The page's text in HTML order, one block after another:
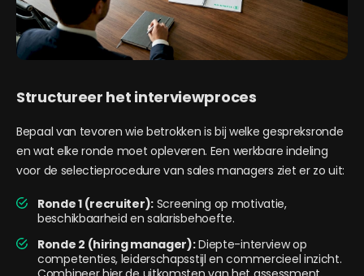
Structureer het interviewproces
Bepaal van tevoren wie betrokken is bij welke gespreksronde
en wat elke ronde moet opleveren. Een werkbare indeling
voor de selectieprocedure van sales managers ziet er zo uit:
Ronde 1 (recruiter): Screening op motivatie,
beschikbaarheid en salarisbehoefte.
Ronde 2 (hiring manager):Diepte-interview op
competenties, leiderschapsstijl en commercieel inzicht.